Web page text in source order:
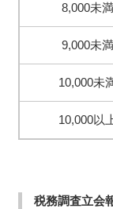
8,000未満
9,000未満
10,000未
10,000以
税務調査立会